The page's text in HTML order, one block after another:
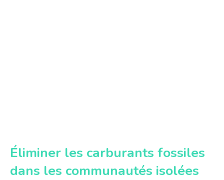
Éliminer les carburants fossiles
dans les communautés isolées